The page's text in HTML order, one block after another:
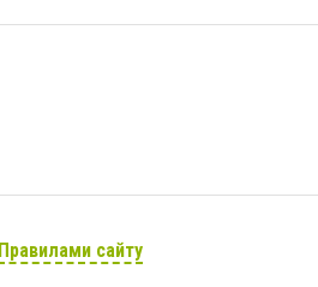
Правилами сайту